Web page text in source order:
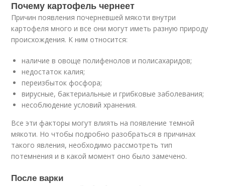
Почему картофель чернеет
Причин появления почерневшей мякоти внутри
картофеля много и все они могут иметь разную природу
происхождения. К ним относится:
наличие в овоще полифенолов и полисахаридов;
недостаток калия;
переизбыток фосфора;
вирусные, бактериальные и грибковые заболевания;
несоблюдение условий хранения.
Все эти факторы могут влиять на появление темной
мякоти. Но чтобы подробно разобраться в причинах
такого явления, необходимо рассмотреть тип
потемнения и в какой момент оно было замечено.
После варки